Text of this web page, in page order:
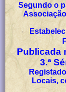
Segundo o
Publicada
3.ª
Locais,